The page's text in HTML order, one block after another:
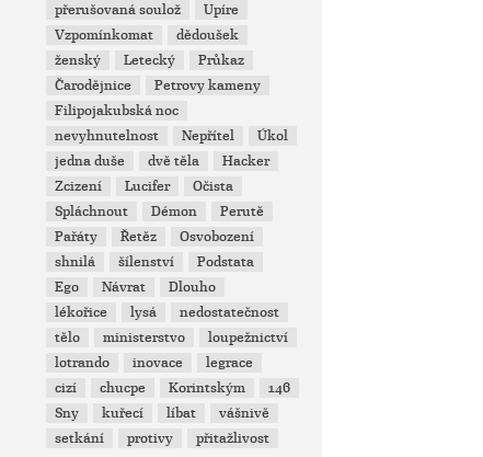
přerušovaná soulož
Upíre
Vzpomínkomat
dědoušek
ženský
Letecký
Průkaz
Čarodějnice
Petrovy kameny
Filipojakubská noc
nevyhnutelnost
Nepřítel
Úkol
jedna duše
dvě těla
Hacker
Zcizení
Lucifer
Očista
Spláchnout
Démon
Perutě
Pařáty
Řetěz
Osvobození
shnilá
šílenství
Podstata
Ego
Návrat
Dlouho
lékořice
lysá
nedostatečnost
tělo
ministerstvo
loupežnictví
lotrando
inovace
legrace
cizí
chucpe Korintským
146
Sny
kuřecí líbat
vášnivě
setkání
protivy přitažlivost